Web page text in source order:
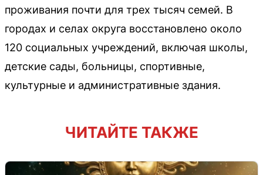
проживания почти для трех тысяч семей. В
городах и селах округа восстановлено около
120 социальных учреждений, включая школы,
детские сады, больницы, спортивные,
культурные и административные здания.
ЧИТАЙТЕ ТАКЖЕ